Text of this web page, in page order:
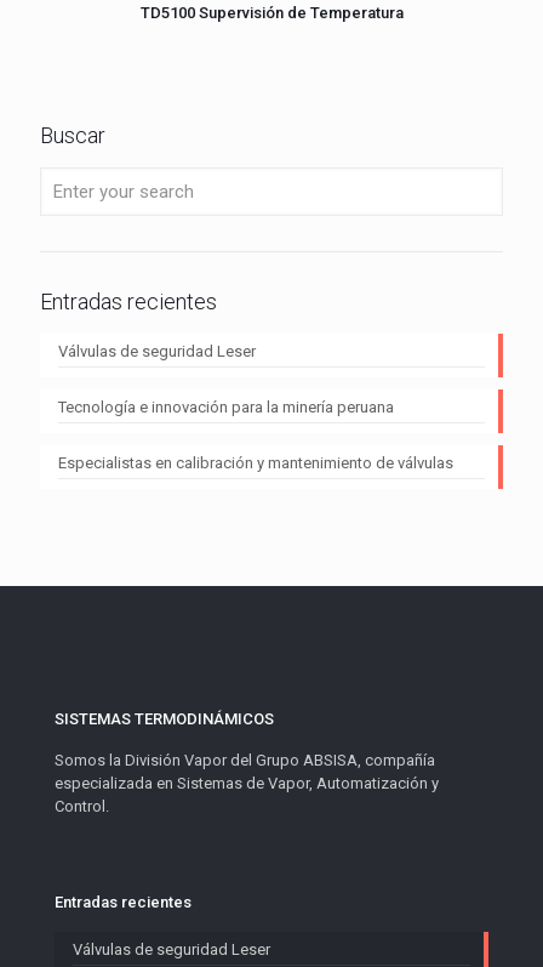
TD5100 Supervisión de Temperatura
Buscar
Entradas recientes
Válvulas de seguridad Leser
Tecnología e innovación para la minería peruana
Especialistas en calibración y mantenimiento de válvulas
SISTEMAS TERMODINÁMICOS
Somos la División Vapor del Grupo ABSISA, compañía
especializada en Sistemas de Vapor, Automatización y
Control.
Entradas recientes
Válvulas de seguridad Leser